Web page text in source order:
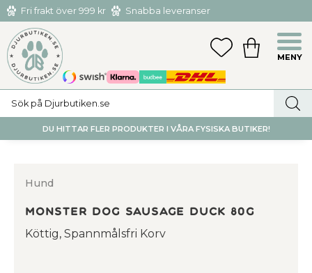
Meny
Fri frakt över 999 kr
Snabba leveranser
Hämta och returnera i butiken i Tumba eller Huddinge C
FAVORITER
KUNDVAGN
DU HITTAR FLER PRODUKTER I VÅRA FYSISKA BUTIKER!
Hund
Monster Dog Sausage duck 80g
Köttig, Spannmålsfri Korv